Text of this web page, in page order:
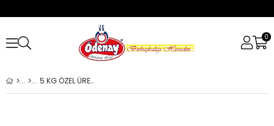
0
5 KG ÖZEL ÜRETİM BALDO PİRİNÇ